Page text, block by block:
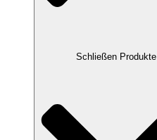
Schließen Produkte